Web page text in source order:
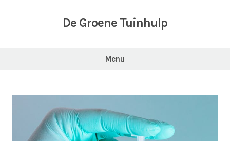
De Groene Tuinhulp
Menu